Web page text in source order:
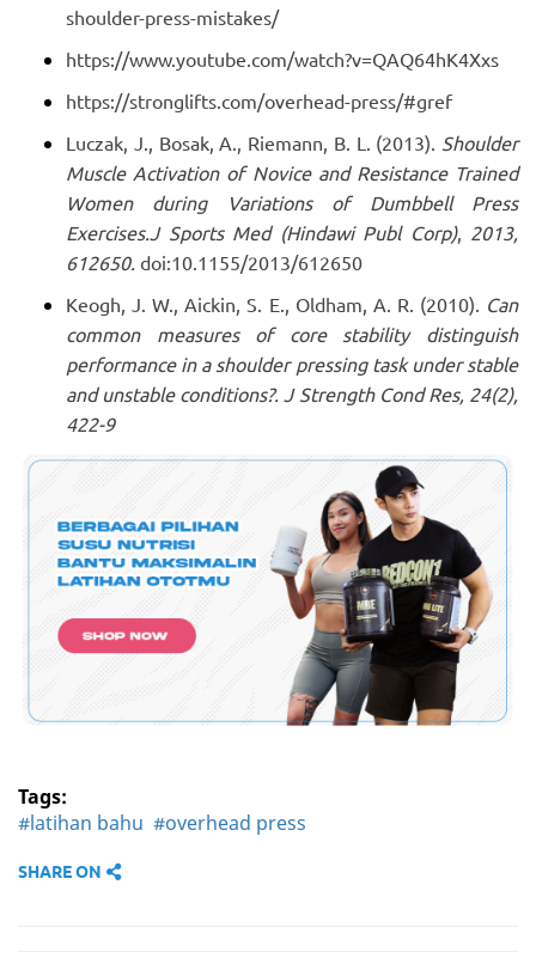
shoulder-press-mistakes/
https://www.youtube.com/watch?v=QAQ64hK4Xxs
https://stronglifts.com/overhead-press/#gref
Luczak, J., Bosak, A., Riemann, B. L. (2013). Shoulder
Muscle Activation of Novice and Resistance Trained
Women during Variations of Dumbbell Press
Exercises. J Sports Med (Hindawi Publ Corp), 2013,
612650. doi:10.1155/2013/612650
Keogh, J. W., Aickin, S. E., Oldham, A. R. (2010). Can
common measures of core stability distinguish
performance in a shoulder pressing task under stable
and unstable conditions?. J Strength Cond Res, 24(2),
422-9
Tags:
#latihan bahu #overhead press
SHARE ON